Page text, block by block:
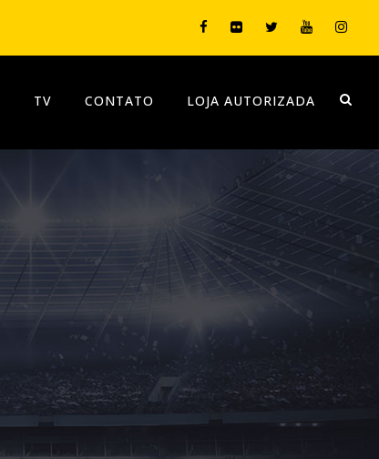
TV CONTATO LOJA AUTORIZADA